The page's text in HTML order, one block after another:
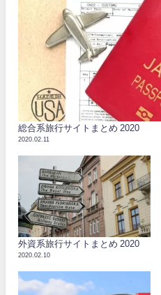
総合系旅行サイトまとめ 2020
2020.02.11
外資系旅行サイトまとめ 2020
2020.02.10